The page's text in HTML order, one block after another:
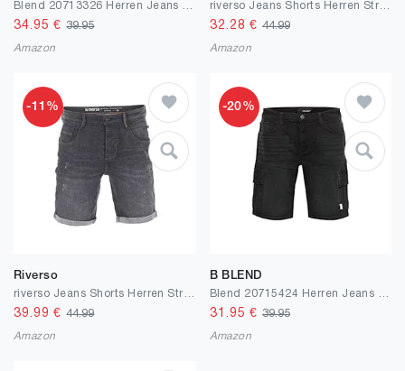
34.95 €39.95
Amazon
riverso Jeans Shorts Herren Stretch Kurz Regular Fit RIVTom Kurze Hosen Bermuda Shorts Sommer Denim Einfarbig Schwarz Grau Blau 30 31 32 33 34 36 38 40 42
32.28 € 44.99
Amazon
-11%
Riverso
riverso Jeans Shorts Herren Stretch Kurz Regular Fit RIVTom Kurze Hosen Bermuda Shorts Sommer Denim Einfarbig Schwarz Grau Blau 30 31 32 33 34 36 38 40 42
39.99 €44.99
Amazon
-20%
B BLEND
31.95 € 39.95
Amazon